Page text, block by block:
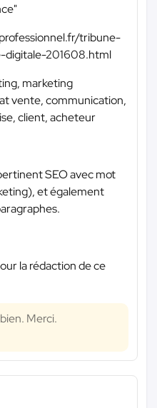
tribune-
digitale-201608.html
marketing
vente, communication,
client, acheteur
SEO avec mot
et également
la rédaction de ce
Merci.